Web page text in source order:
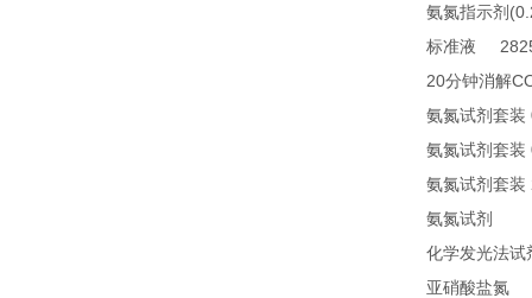
氨氮指示剂
标准液
20分钟消解
氨氮试剂套装
氨氮试剂套装
氨氮试剂套装
氨氮试剂
化学发光法试
亚硝酸盐氮